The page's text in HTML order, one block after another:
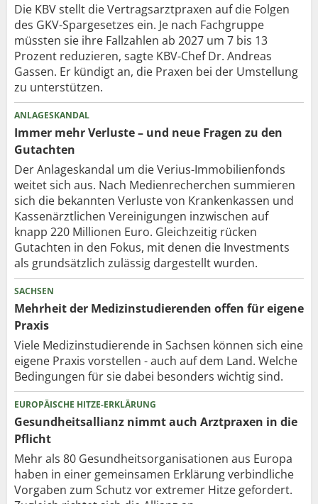
Die KBV stellt die Vertragsarztpraxen auf die Folgen
des GKV-Spargesetzes ein. Je nach Fachgruppe
müssten sie ihre Fallzahlen ab 2027 um 7 bis 13
Prozent reduzieren, sagte KBV-Chef Dr. Andreas
Gassen. Er kündigt an, die Praxen bei der Umstellung
zu unterstützen.
ANLAGESKANDAL
Immer mehr Verluste – und neue Fragen zu den
Gutachten
Der Anlageskandal um die Verius-Immobilienfonds
weitet sich aus. Nach Medienrecherchen summieren
sich die bekannten Verluste von Krankenkassen und
Kassenärztlichen Vereinigungen inzwischen auf
knapp 220 Millionen Euro. Gleichzeitig rücken
Gutachten in den Fokus, mit denen die Investments
als grundsätzlich zulässig dargestellt wurden.
SACHSEN
Mehrheit der Medizinstudierenden offen für eigene
Praxis
Viele Medizinstudierende in Sachsen können sich eine
eigene Praxis vorstellen - auch auf dem Land. Welche
Bedingungen für sie dabei besonders wichtig sind.
EUROPÄISCHE HITZE-ERKLÄRUNG
Gesundheitsallianz nimmt auch Arztpraxen in die
Pflicht
Mehr als 80 Gesundheits­organisationen aus Europa
haben in einer gemeinsamen Erklärung verbindliche
Vorgaben zum Schutz vor extremer Hitze gefordert.